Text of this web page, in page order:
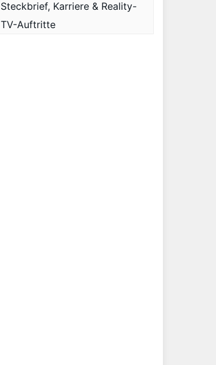
Steckbrief, Karriere & Reality-
TV-Auftritte